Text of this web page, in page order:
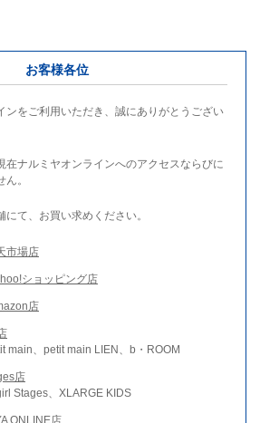
お客様各位
ンをご利用いただき、誠にありがとうござい
在ナルミヤオンラインへのアクセスならびに
。
て、お買い求めください。
市場店
ショッピング店
店
main、petit main LIEN、b・ROOM
店
Stages、XLARGE KIDS
ONLINE店